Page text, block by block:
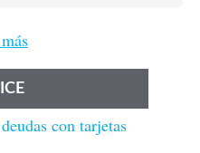
con tarjetas